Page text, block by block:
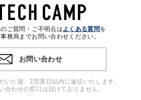
当者)を識別できない形式に加工した統
いた本人への連絡及び配信について
供
の一部の情報をサービス内で使用する
することにより、本サービスの他の利用
ご質問・ご不明点はよくある質問を
務局までお問い合わせください。
お問い合わせ
いた後、2営業日以内に返信いたします。
合わせの窓口は設けておりません。